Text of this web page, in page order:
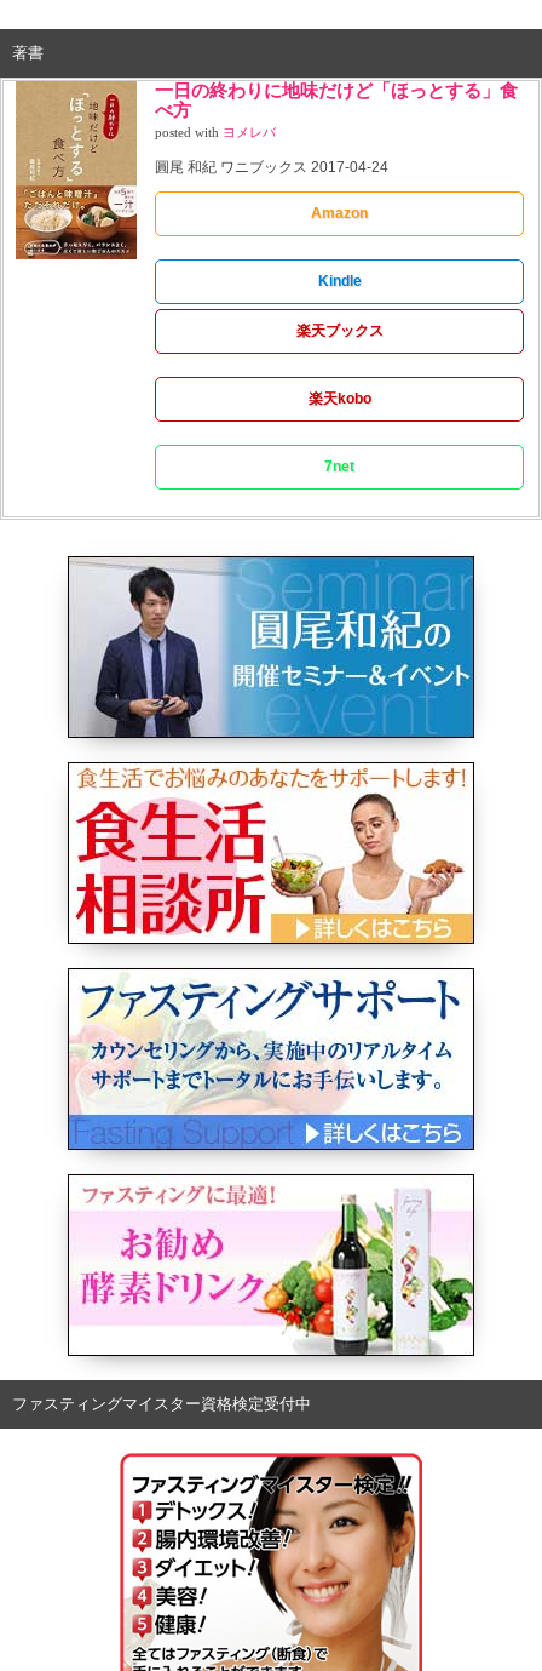
著書
一日の終わりに地味だけど「ほっとする」食
べ方
posted with ヨメレバ
圓尾 和紀 ワニブックス 2017-04-24
Amazon
Kindle
楽天ブックス
楽天kobo
7net
ファスティングマイスター資格検定受付中